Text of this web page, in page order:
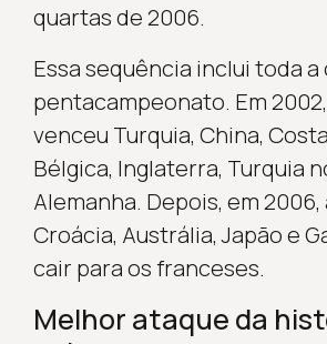
quartas de 2006.
Essa sequência inclui toda
pentacampeonato. Em
venceu Turquia, China,
Bélgica, Inglaterra, Turquia
Alemanha. Depois, em
Croácia, Austrália, Japão e
cair para os franceses.
Melhor ataque da